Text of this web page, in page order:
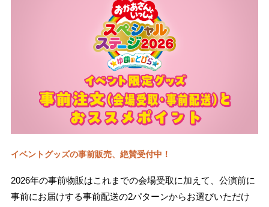
イベントグッズの事前販売、絶賛受付中！
2026年の事前物販はこれまでの会場受取に加えて、公演前に
事前にお届けする事前配送の2パターンからお選びいただけ